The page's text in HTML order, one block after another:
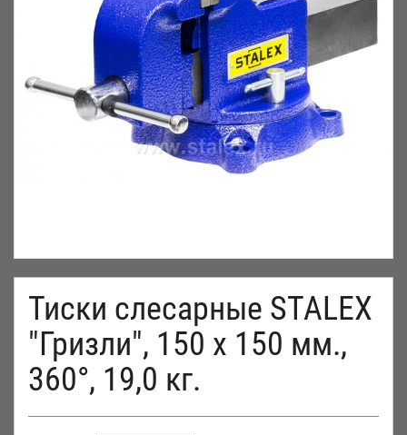
Тиски слесарные STALEX
"Гризли", 150 х 150 мм.,
360°, 19,0 кг.